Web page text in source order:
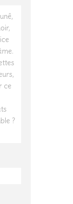
ce
?